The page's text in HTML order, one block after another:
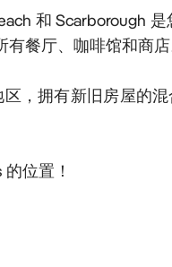
和 Scarborough
餐厅、咖啡馆和商店
，拥有新旧房屋的
位置！